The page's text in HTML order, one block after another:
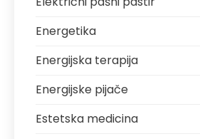
Energetika
Energijska terapija
Energijske pijače
Estetska medicina